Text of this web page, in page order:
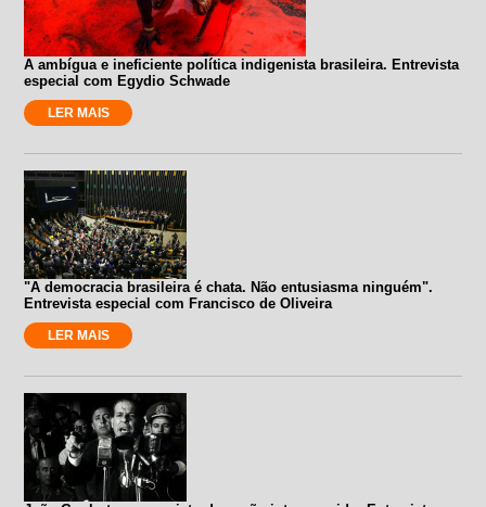
A ambígua e ineficiente política indigenista brasileira. Entrevista
especial com Egydio Schwade
LER MAIS
"A democracia brasileira é chata. Não entusiasma ninguém".
Entrevista especial com Francisco de Oliveira
LER MAIS